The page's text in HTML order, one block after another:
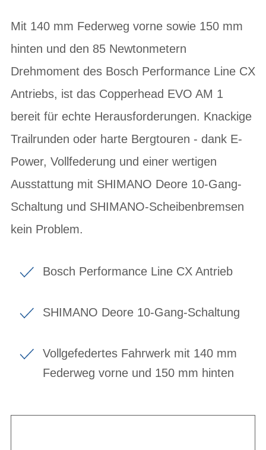
Mit 140 mm Federweg vorne sowie 150 mm
hinten und den 85 Newtonmetern
Drehmoment des Bosch Performance Line CX
Antriebs, ist das Copperhead EVO AM 1
bereit für echte Herausforderungen. Knackige
Trailrunden oder harte Bergtouren - dank E-
Power, Vollfederung und einer wertigen
Ausstattung mit SHIMANO Deore 10-Gang-
Schaltung und SHIMANO-Scheibenbremsen
kein Problem.
Bosch Performance Line CX Antrieb
SHIMANO Deore 10-Gang-Schaltung
Vollgefedertes Fahrwerk mit 140 mm
Federweg vorne und 150 mm hinten